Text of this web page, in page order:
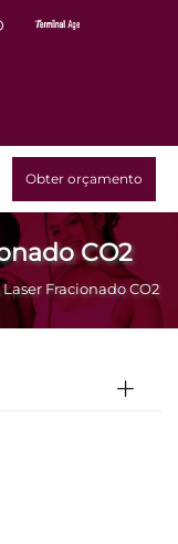
Obter orçamento
CO2
Fracionado CO2